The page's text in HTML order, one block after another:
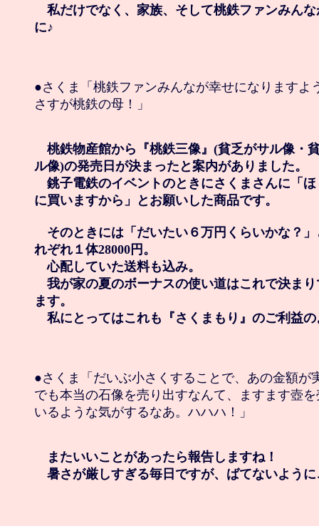
私だけでなく、家族、そして桃鉄ファンみん
に♪
●さくま「桃鉄ファンみんなが幸せになりますよ
さすが桃鉄の母！」
桃鉄物産館から『桃鉄三像』(貧乏がサル像・
ル像)の発売日が決まったと案内がありました。
銚子電鉄のイベントのときにさくまさんに「
に買いますから」とお願いした商品です。
そのときには「だいたい６万円くらいかな？
れぞれ１体28000円。
心配していた送料も込み。
我が家の夏のボーナスの使い道はこれで決ま
ます。
私にとってはこれも『さくまもり』のご利益
●さくま「だいぶ小さくすることで、あの金額が
でも本当の石像を売り出すなんて、ますます壺
いるような気がするなあ。ハハハ！」
またいいことがあったら報告しますね！
暑さが厳しすぎる毎日ですが、ばてないよう